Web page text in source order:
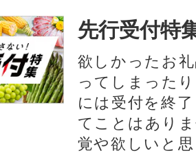
先行受付特
欲しかったお
ってしまった
には受付を終
てことはあり
覚や欲しいと